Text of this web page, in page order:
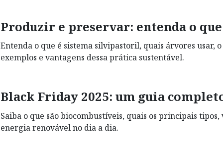
Produzir e preservar: entenda o
Entenda o que é sistema silvipastoril, quais árvores usar,
exemplos e vantagens dessa prática sustentável.
Black Friday 2025: um guia
Saiba o que são biocombustíveis, quais os principais
energia renovável no dia a dia.